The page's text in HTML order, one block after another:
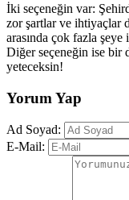
​İki seçeneğin var:
zor şartlar ve ihtiyaçlar
arasında çok fazla
Diğer seçeneğin ise bir
yeteceksin!
Yorum Yap
Ad Soyad:
E-Mail: